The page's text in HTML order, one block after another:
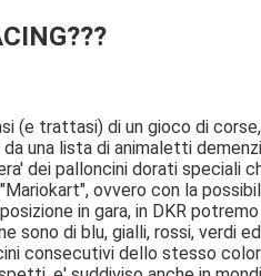
(e trattasi) di un gioco di
una lista di animaletti
dei palloncini dorati speciali
ovvero con la
in gara, in DKR
sono di blu, gialli, rossi, verdi
consecutivi dello stesso